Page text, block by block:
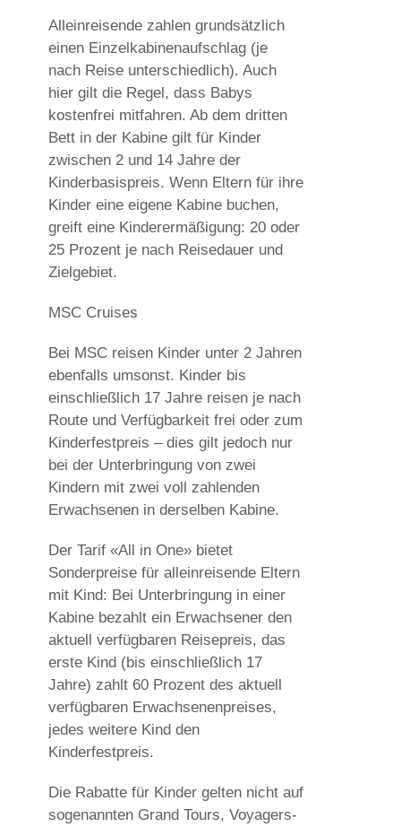
Alleinreisende zahlen grundsätzlich
einen Einzelkabinenaufschlag (je
nach Reise unterschiedlich). Auch
hier gilt die Regel, dass Babys
kostenfrei mitfahren. Ab dem dritten
Bett in der Kabine gilt für Kinder
zwischen 2 und 14 Jahre der
Kinderbasispreis. Wenn Eltern für ihre
Kinder eine eigene Kabine buchen,
greift eine Kinderermäßigung: 20 oder
25 Prozent je nach Reisedauer und
Zielgebiet.
MSC Cruises
Bei MSC reisen Kinder unter 2 Jahren
ebenfalls umsonst. Kinder bis
einschließlich 17 Jahre reisen je nach
Route und Verfügbarkeit frei oder zum
Kinderfestpreis – dies gilt jedoch nur
bei der Unterbringung von zwei
Kindern mit zwei voll zahlenden
Erwachsenen in derselben Kabine.
Der Tarif «All in One» bietet
Sonderpreise für alleinreisende Eltern
mit Kind: Bei Unterbringung in einer
Kabine bezahlt ein Erwachsener den
aktuell verfügbaren Reisepreis, das
erste Kind (bis einschließlich 17
Jahre) zahlt 60 Prozent des aktuell
verfügbaren Erwachsenenpreises,
jedes weitere Kind den
Kinderfestpreis.
Die Rabatte für Kinder gelten nicht auf
sogenannten Grand Tours, Voyagers-